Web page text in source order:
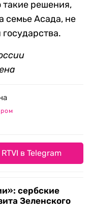
такие решения,
семье Асада, не
в Telegram
сербские
Зеленского